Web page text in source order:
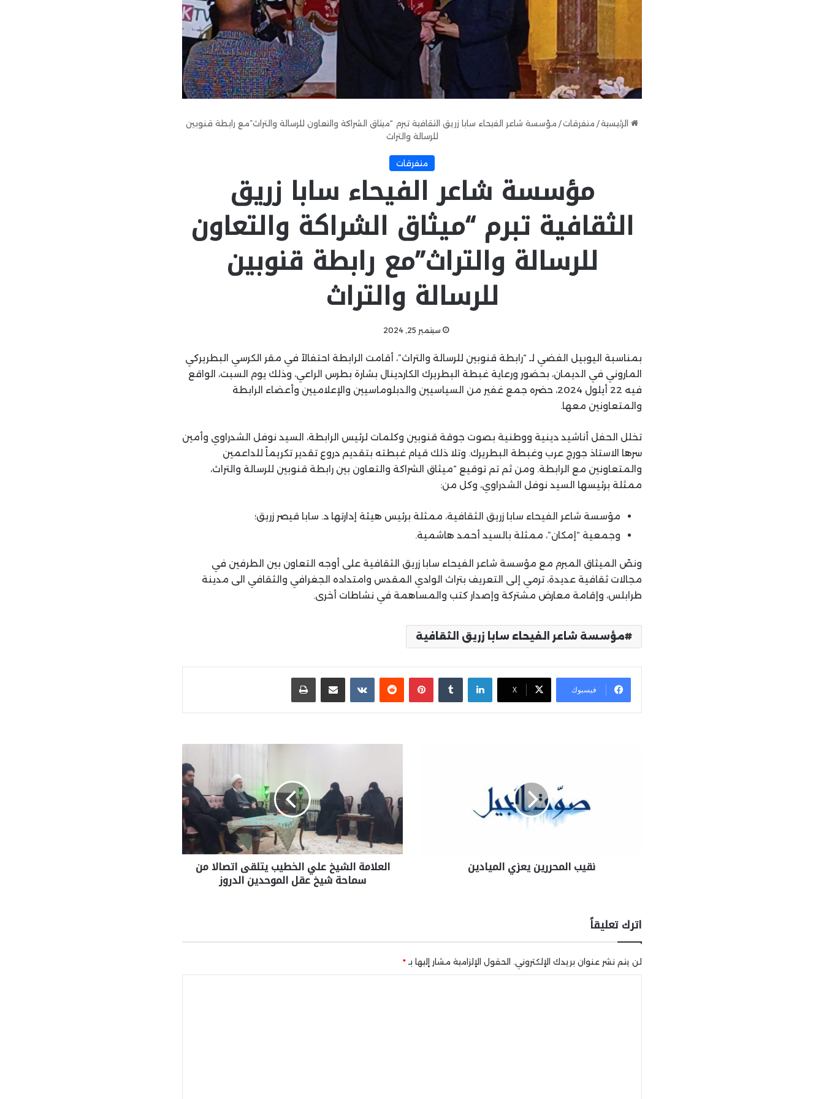
الرئيسية/ متفرقات/ مؤسسة شاعر الفيحاء سابا زريق الثقافية تبرم “ميثاق الشراكة والتعاون للرسالة والتراث”مع رابطة قنوبين
للرسالة والتراث
متفرقات
مؤسسة شاعر الفيحاء سابا زريق
الثقافية تبرم “ميثاق الشراكة والتعاون
للرسالة والتراث”مع رابطة قنوبين
للرسالة والتراث
سبتمبر 25, 2024
بمناسبة اليوبيل الفضي لـ “رابطة قنوبين للرسالة والتراث”، أقامت الرابطة احتفالاً في مقر الكرسي البطريركي
الماروني في الديمان، بحضور ورعاية غبطة البطريرك الكاردينال بشارة بطرس الراعي، وذلك يوم السبت، الواقع
فيه 22 أيلول 2024، حضره جمع غفير من السياسيين والدبلوماسيين والإعلاميين وأعضاء الرابطة
والمتعاونين معها.
تخلل الحفل أناشيد دينية ووطنية بصوت جوقة قنوبين وكلمات لرئيس الرابطة، السيد نوفل الشدراوي وأمين
سرها الاستاذ جورج عرب وغبطة البطريرك. وتلا ذلك قيام غبطته بتقديم دروع تقدير تكريماً للداعمين
والمتعاونين مع الرابطة. ومن ثم تم توقيع “ميثاق الشراكة والتعاون بين رابطة قنوبين للرسالة والتراث،
ممثلة برئيسها السيد نوفل الشدراوي، وكل من:
مؤسسة شاعر الفيحاء سابا زريق الثقافية، ممثلة برئيس هيئة إدارتها د. سابا قيصر زريق؛
وجمعية “إمكان”، ممثلة بالسيد أحمد هاشمية.
ونصّ الميثاق المبرم مع مؤسسة شاعر الفيحاء سابا زريق الثقافية على أوجه التعاون بين الطرفين في
مجالات ثقافية عديدة، ترمي إلى التعريف بتراث الوادي المقدس وامتداده الجغرافي والثقافي الى مدينة
طرابلس، وإقامة معارض مشتركة وإصدار كتب والمساهمة في نشاطات أخرى.
مؤسسة شاعر الفيحاء سابا زريق الثقافية
فيسبوك X
لينكدإن بينتيريست مشاركة عبر البريد طباعة
نقيب المحررين يعزي الميادين العلامة الشيخ علي الخطيب يتلقى اتصالا من
سماحة شيخ عقل الموحدين الدروز
اترك تعليقاً
لن يتم نشر عنوان بريدك الإلكتروني. الحقول الإلزامية مشار إليها بـ *